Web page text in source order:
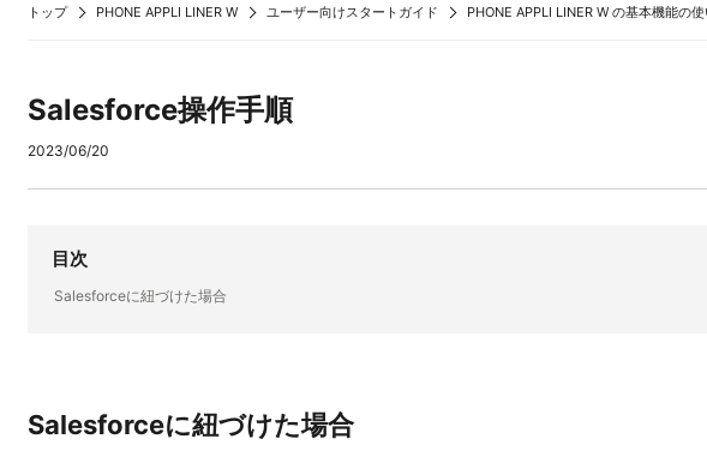
トップ PHONE APPLI LINER W ユーザー向けスタートガイド PHONE APPLI LINER W の基本機能の
Salesforce操作手順
2023/06/20
目次
Salesforceに紐づけた場合
Salesforceに紐づけた場合